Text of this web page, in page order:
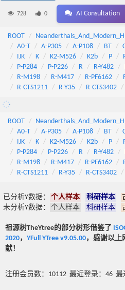
728 0 AI Consultation
ROOT
A0-T
A-P305 A-P108 BT
IJK
K K2-M526 K2b P
P-P284
P-P226 R R-Y482
R-M198
R-M417 R-PF6162
R-CTS1211
R-Y35 R-CTS3402
ROOT
A0-T
A-P305 A-P108 BT
IJK
K K2-M526 K2b P
P-P284
P-P226 R R-Y482
R-M198
R-M417 R-PF6162
R-CTS1211
R-Y35 R-CTS3402
已分析Y数据： 个人样本 科研样本
未分析Y数据：
个人样本 科研样本
祖源树TheYtree的部分树形借鉴了
2020， YFull YTree v9.05.00，感谢以上
献！
注册会员数：10112 最近登录：46